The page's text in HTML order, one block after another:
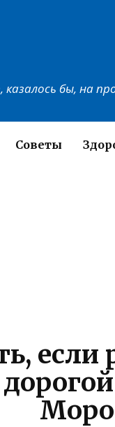
бы, на
Советы
если